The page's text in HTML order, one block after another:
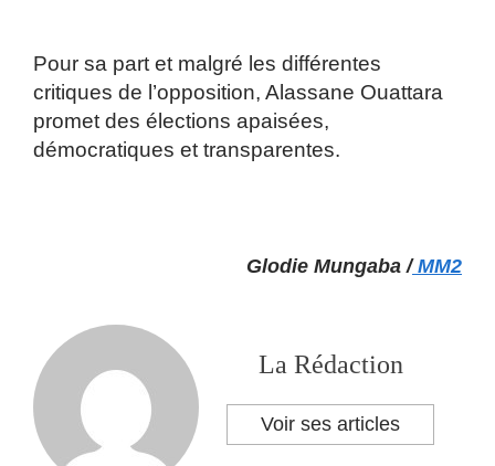
Pour sa part et malgré les différentes
critiques de l’opposition, Alassane Ouattara
promet des élections apaisées,
démocratiques et transparentes.
Glodie Mungaba /MM2
La Rédaction
Voir ses articles